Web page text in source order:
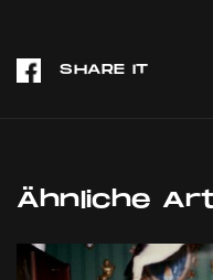
Ähnliche